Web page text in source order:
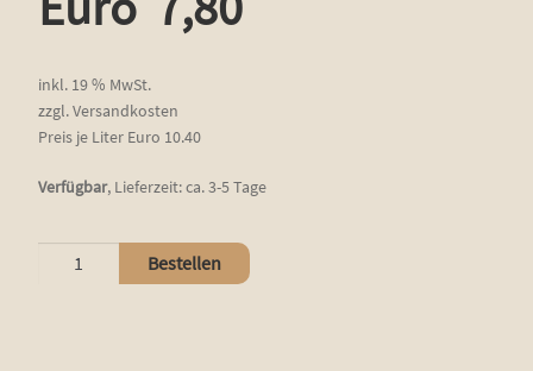
inkl. 19 % MwSt.
zzgl.Versandkosten
Preis je Liter Euro 10.40
Verfügbar, Lieferzeit:ca. 3-5 Tage
Cuvée
Bestellen